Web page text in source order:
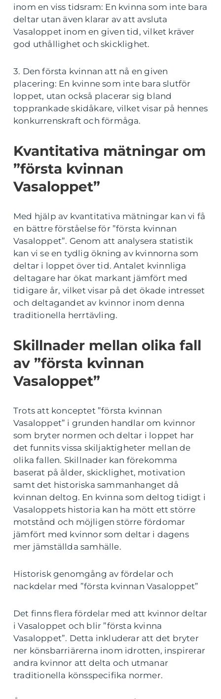
inom en viss tidsram: En kvinna som inte bara
deltar utan även klarar av att avsluta
Vasaloppet inom en given tid, vilket kräver
god uthållighet och skicklighet.
3. Den första kvinnan att nå en given
placering: En kvinne som inte bara slutför
loppet, utan också placerar sig bland
topprankade skidåkare, vilket visar på hennes
konkurrenskraft och förmåga.
Kvantitativa mätningar om
”första kvinnan
Vasaloppet”
Med hjälp av kvantitativa mätningar kan vi få
en bättre förståelse för ”första kvinnan
Vasaloppet”. Genom att analysera statistik
kan vi se en tydlig ökning av kvinnorna som
deltar i loppet över tid. Antalet kvinnliga
deltagare har ökat markant jämfört med
tidigare år, vilket visar på det ökade intresset
och deltagandet av kvinnor inom denna
traditionella herrtävling.
Skillnader mellan olika fall
av ”första kvinnan
Vasaloppet”
Trots att konceptet ”första kvinnan
Vasaloppet” i grunden handlar om kvinnor
som bryter normen och deltar i loppet har
det funnits vissa skiljaktigheter mellan de
olika fallen. Skillnader kan förekomma
baserat på ålder, skicklighet, motivation
samt det historiska sammanhanget då
kvinnan deltog. En kvinna som deltog tidigt i
Vasaloppets historia kan ha mött ett större
motstånd och möjligen större fördomar
jämfört med kvinnor som deltar i dagens
mer jämställda samhälle.
Historisk genomgång av fördelar och
nackdelar med ”första kvinnan Vasaloppet”
Det finns flera fördelar med att kvinnor deltar
i Vasaloppet och blir ”första kvinna
Vasaloppet”. Detta inkluderar att det bryter
ner könsbarriärerna inom idrotten, inspirerar
andra kvinnor att delta och utmanar
traditionella könsspecifika normer.